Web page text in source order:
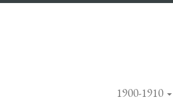
1900-1910